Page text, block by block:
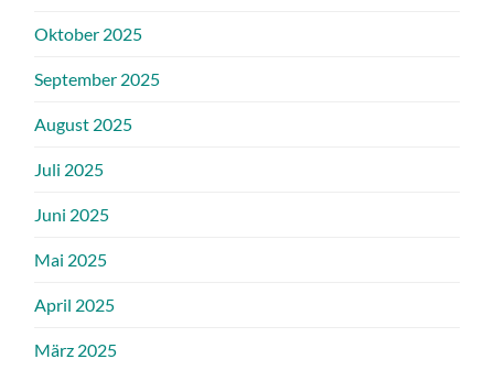
Oktober 2025
September 2025
August 2025
Juli 2025
Juni 2025
Mai 2025
April 2025
März 2025